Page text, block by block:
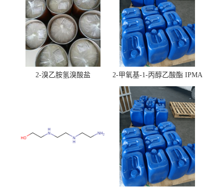
2-溴乙胺氢溴酸盐 2-甲氧基-1-丙醇乙酸酯 IPMA